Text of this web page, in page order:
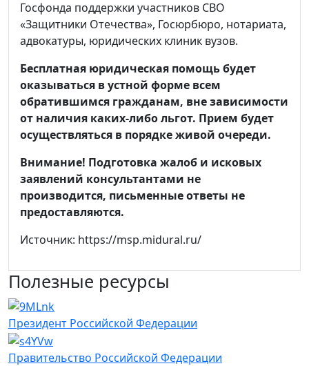
Госфонда поддержки участников СВО
«Защитники Отечества», Госюрбюро, нотариата,
адвокатуры, юридических клиник вузов.
Бесплатная юридическая помощь будет
оказываться в устной форме всем
обратившимся гражданам, вне зависимости
от наличия каких-либо льгот. Прием будет
осуществляться в порядке живой очереди.
Внимание! Подготовка жалоб и исковых
заявлений консультантами не
производится, письменные ответы не
предоставляются.
Источник: https://msp.midural.ru/
Полезные ресурсы
Президент Российской Федерации
Правительство Российской Федерации